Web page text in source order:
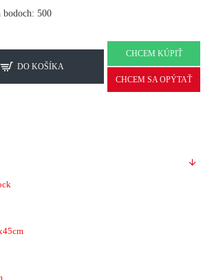
bodoch: 500
DO KOŠÍKA
CHCEM KÚPIŤ
CHCEM SA OPÝTAŤ